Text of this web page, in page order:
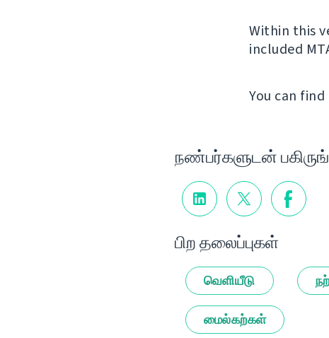
Within this
included
You can
நண்பர்களுடன்
பிற தலைப்புகள்
வெளியீடு
மைல்கற்கள்